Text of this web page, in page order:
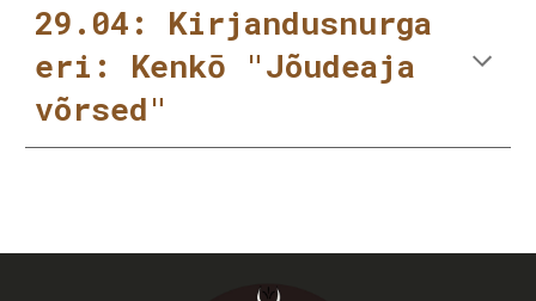
29.04: Kirjandusnurga
eri: Kenkō "Jõudeaja
võrsed"